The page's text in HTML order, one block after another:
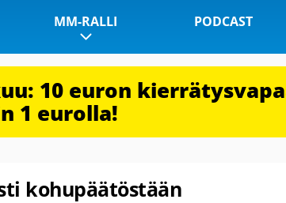
MM-RALLI PODCAST
10 euron
1 eurolla!
kohupäätöstään